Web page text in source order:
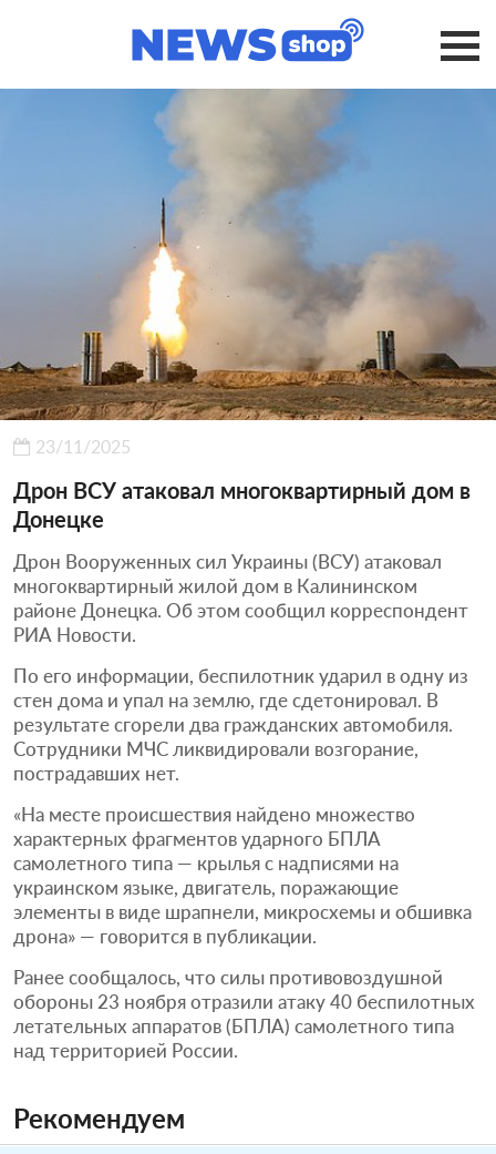
23/11/2025
Дрон ВСУ атаковал многоквартирный дом в
Донецке
Дрон Вооруженных сил Украины (ВСУ) атаковал
многоквартирный жилой дом в Калининском
районе Донецка. Об этом сообщил корреспондент
РИА Новости.
По его информации, беспилотник ударил в одну из
стен дома и упал на землю, где сдетонировал. В
результате сгорели два гражданских автомобиля.
Сотрудники МЧС ликвидировали возгорание,
пострадавших нет.
«На месте происшествия найдено множество
характерных фрагментов ударного БПЛА
самолетного типа — крылья с надписями на
украинском языке, двигатель, поражающие
элементы в виде шрапнели, микросхемы и обшивка
дрона» — говорится в публикации.
Ранее сообщалось, что силы противовоздушной
обороны 23 ноября отразили атаку 40 беспилотных
летательных аппаратов (БПЛА) самолетного типа
над территорией России.
Рекомендуем